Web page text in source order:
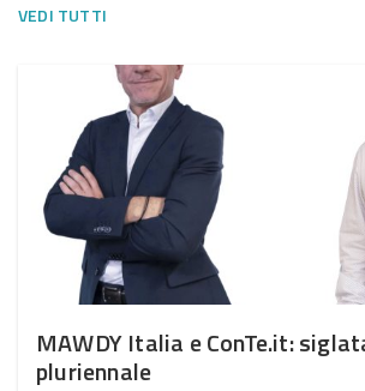
VEDI TUTTI
MAWDY Italia e ConTe.it:
pluriennale